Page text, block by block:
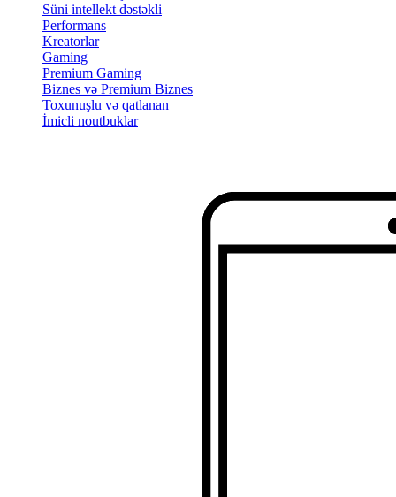
Süni intellekt dəstəkli
Performans
Kreatorlar
Gaming
Premium Gaming
Biznes və Premium Biznes
Toxunuşlu və qatlanan
İmicli noutbuklar